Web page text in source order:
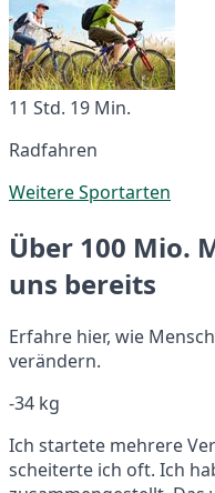
11 Std. 19 Min.
Radfahren
Weitere Sportarten
Über 100 Mio.
uns bereits
Erfahre hier, wie
verändern.
-34 kg
Ich startete mehrere
scheiterte ich oft. Ich